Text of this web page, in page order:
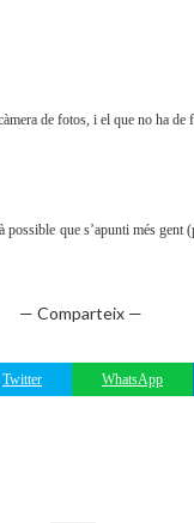
de fotos, i el que no ha
que s’apunti més
— Comparteix —
Twitter WhatsApp